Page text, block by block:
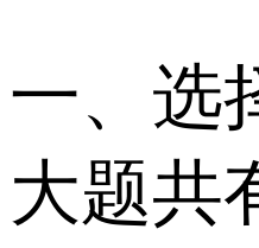
一、选
大题共